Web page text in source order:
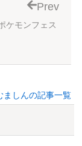
ケモンフェス
Prev
ましんの記事一覧